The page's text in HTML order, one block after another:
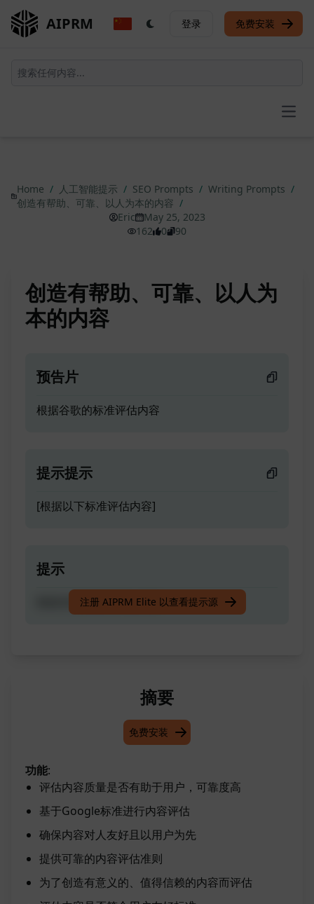
AIPRM 登录 免费安装
Home / 人工智能提示 / SEO Prompts / Writing Prompts /
创造有帮助、可靠、以人为本的内容 /
Eric
May 25, 2023
162
0 90
创造有帮助、可靠、以人为
本的内容
预告片
根据谷歌的标准评估内容
提示提示
[根据以下标准评估内容]
提示
根据谷歌的标准评估内容
注册 AIPRM Elite 以查看提示源
摘要
免费安装
功能:
评估内容质量是否有助于用户，可靠度高
基于Google标准进行内容评估
确保内容对人友好且以用户为先
提供可靠的内容评估准则
为了创造有意义的、值得信赖的内容而评估